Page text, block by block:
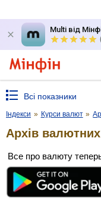
Multi від
Всі показники
Індекси » Курси валют »
Архів валютних
Все про валюту